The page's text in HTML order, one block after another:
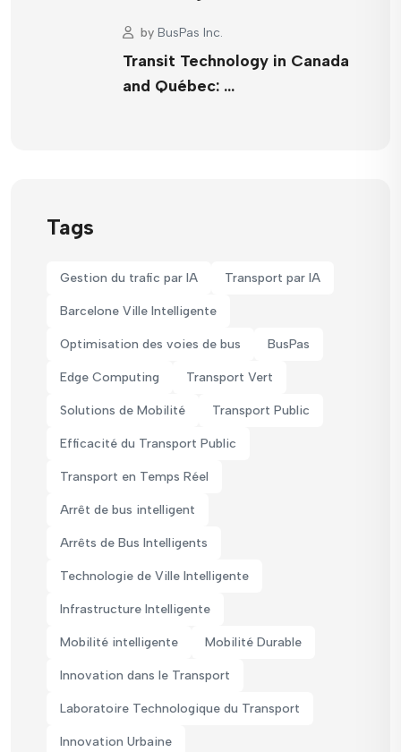
by BusPas Inc.
Transit Technology in Canada
and Québec: …
Tags
Gestion du trafic par IA Transport par IA
Barcelone Ville Intelligente
Optimisation des voies de bus BusPas
Edge Computing Transport Vert
Solutions de Mobilité Transport Public
Efficacité du Transport Public
Transport en Temps Réel
Arrêt de bus intelligent
Arrêts de Bus Intelligents
Technologie de Ville Intelligente
Infrastructure Intelligente
Mobilité intelligente Mobilité Durable
Innovation dans le Transport
Laboratoire Technologique du Transport
Innovation Urbaine